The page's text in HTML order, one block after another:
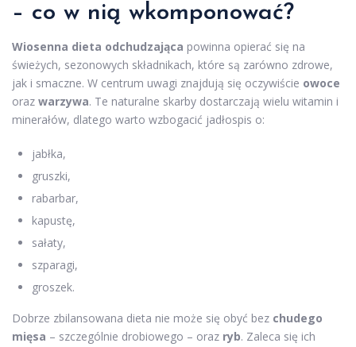
– co w nią wkomponować?
Wiosenna dieta odchudzająca powinna opierać się na
świeżych, sezonowych składnikach, które są zarówno zdrowe,
jak i smaczne. W centrum uwagi znajdują się oczywiście owoce
oraz warzywa. Te naturalne skarby dostarczają wielu witamin i
minerałów, dlatego warto wzbogacić jadłospis o:
jabłka,
gruszki,
rabarbar,
kapustę,
sałaty,
szparagi,
groszek.
Dobrze zbilansowana dieta nie może się obyć bez chudego
mięsa – szczególnie drobiowego – oraz ryb. Zaleca się ich